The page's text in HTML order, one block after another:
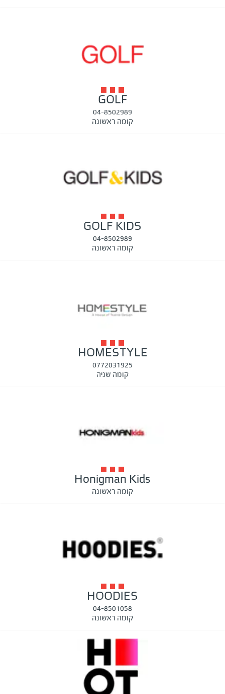
GOLF
04-8502989
קומה ראשונה
GOLF KIDS
04-8502989
קומה ראשונה
HOMESTYLE
0772031925
קומה שניה
Honigman Kids
קומה ראשונה
HOODIES
04-8501058
קומה ראשונה